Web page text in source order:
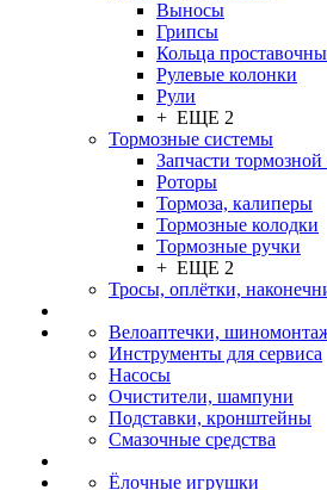
Выносы
Грипсы
Кольца
Рулевые колонки
Рули
+ ЕЩЕ 2
Тормозные системы
Запчасти
Роторы
Тормоза, калиперы
Тормозные колодки
Тормозные ручки
+ ЕЩЕ 2
Тросы, оплётки,
Велоаптечки,
Инструменты для сервиса
Насосы
Очистители, шампуни
Подставки, кронштейны
Смазочные средства
Ёлочные игрушки